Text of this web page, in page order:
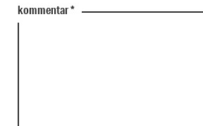
kommentar*